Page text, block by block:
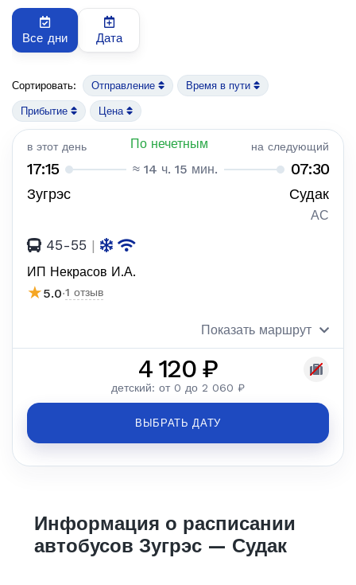
Все дни Дата
Сортировать: Отправление Время в пути
Прибытие Цена
в этот день По нечетным на следующий
17:15 ≈ 14 ч. 15 мин. 07:30
Зугрэс Судак
АС
45-55 |
ИП Некрасов И.А.
★5.0·1 отзыв
Показать маршрут
4 120 ₽
детский: от 0 до 2 060 ₽
ВЫБРАТЬ ДАТУ
Информация о расписании
автобусов Зугрэс — Судак